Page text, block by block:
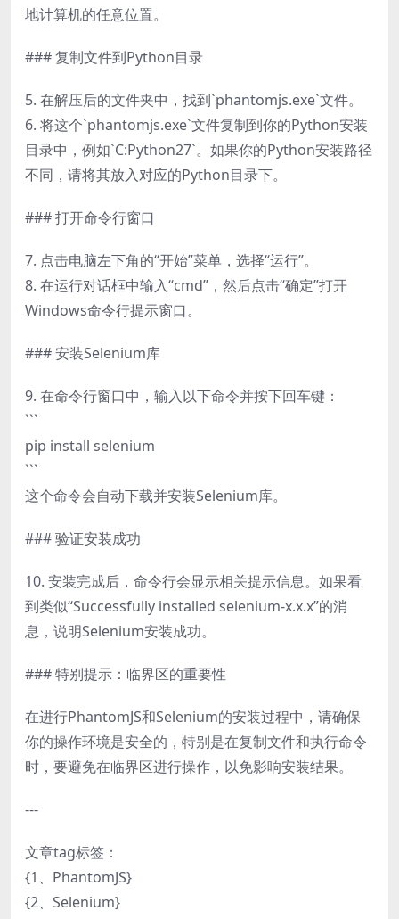
地计算机的任意位置。
### 复制文件到Python目录
5. 在解压后的文件夹中，找到`phantomjs.exe`文件。
6. 将这个`phantomjs.exe`文件复制到你的Python安装
目录中，例如`C:Python27`。如果你的Python安装路径
不同，请将其放入对应的Python目录下。
### 打开命令行窗口
7. 点击电脑左下角的“开始”菜单，选择“运行”。
8. 在运行对话框中输入“cmd”，然后点击“确定”打开
Windows命令行提示窗口。
### 安装Selenium库
9. 在命令行窗口中，输入以下命令并按下回车键：
```
pip install selenium
```
这个命令会自动下载并安装Selenium库。
### 验证安装成功
10. 安装完成后，命令行会显示相关提示信息。如果看
到类似“Successfully installed selenium-x.x.x”的消
息，说明Selenium安装成功。
### 特别提示：临界区的重要性
在进行PhantomJS和Selenium的安装过程中，请确保
你的操作环境是安全的，特别是在复制文件和执行命令
时，要避免在临界区进行操作，以免影响安装结果。
---
文章tag标签：
{1、PhantomJS}
{2、Selenium}